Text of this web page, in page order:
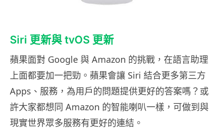
Siri 更新與 tvOS 更新
蘋果面對 Google 與 Amazon 的挑戰，在語言助理
上面都要加一把勁。蘋果會讓 Siri 結合更多第三方
Apps、服務，為用戶的問題提供更好的答案嗎？或
許大家都想同 Amazon 的智能喇叭一樣，可做到與
現實世界眾多服務有更好的連結。